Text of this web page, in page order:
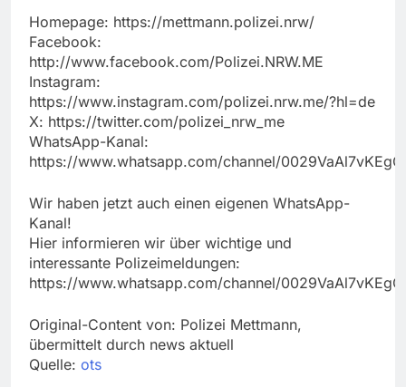
Homepage: https://mettmann.polizei.nrw/
Facebook:
http://www.facebook.com/Polizei.NRW.ME
Instagram:
https://www.instagram.com/polizei.nrw.me/?hl=de
X: https://twitter.com/polizei_nrw_me
WhatsApp-Kanal:
https://www.whatsapp.com/channel/
Wir haben jetzt auch einen eigenen WhatsApp-
Kanal!
Hier informieren wir über wichtige und
interessante Polizeimeldungen:
https://www.whatsapp.com/channel/
Original-Content von: Polizei Mettmann,
übermittelt durch news aktuell
Quelle: ots